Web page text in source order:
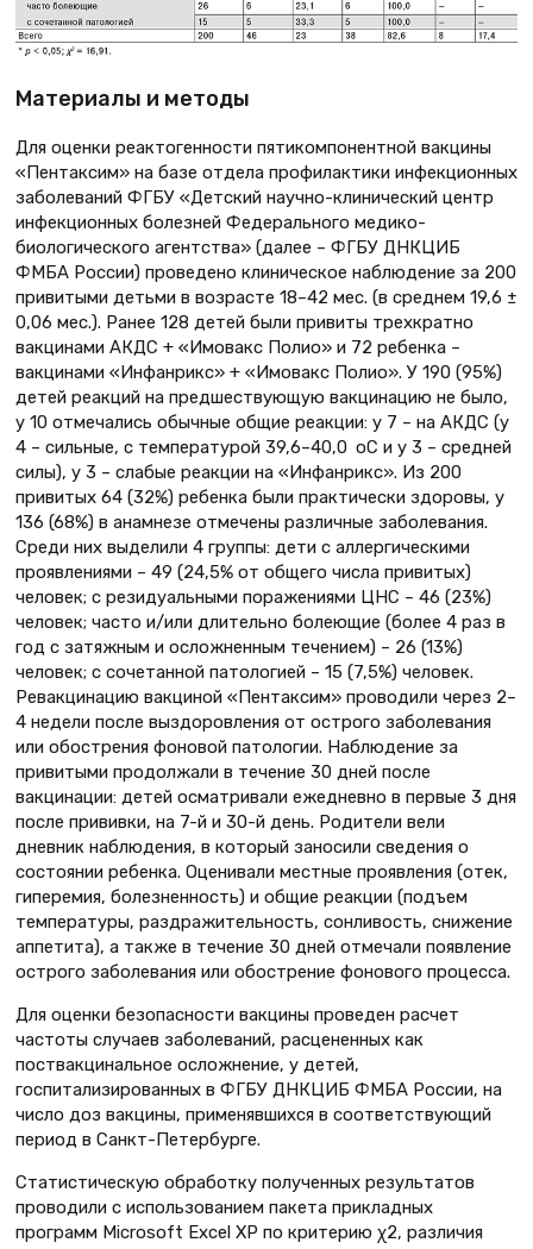
Материалы и методы
Для оценки реактогенности пятикомпонентной вакцины
«Пентаксим» на базе отдела профилактики инфекционных
заболеваний ФГБУ «Детский научно-клинический центр
инфекционных болезней Федерального медико-
биологического агентства» (далее – ФГБУ ДНКЦИБ
ФМБА России) проведено клиническое наблюдение за 200
привитыми детьми в возрасте 18–42 мес. (в среднем 19,6 ±
0,06 мес.). Ранее 128 детей были привиты трехкратно
вакцинами АКДС + «Имовакс Полио» и 72 ребенка –
вакцинами «Инфанрикс» + «Имовакс Полио». У 190 (95%)
детей реакций на предшествующую вакцинацию не было,
у 10 отмечались обычные общие реакции: у 7 – на АКДС (у
4 – сильные, с температурой 39,6–40,0 оС и у 3 – средней
силы), у 3 – слабые реакции на «Инфанрикс». Из 200
привитых 64 (32%) ребенка были практически здоровы, у
136 (68%) в анамнезе отмечены различные заболевания.
Среди них выделили 4 группы: дети с аллергическими
проявлениями – 49 (24,5% от общего числа привитых)
человек; с резидуальными поражениями ЦНС – 46 (23%)
человек; часто и/или длительно болеющие (более 4 раз в
год с затяжным и осложненным течением) – 26 (13%)
человек; с сочетанной патологией – 15 (7,5%) человек.
Ревакцинацию вакциной «Пентаксим» проводили через 2–
4 недели после выздоровления от острого заболевания
или обострения фоновой патологии. Наблюдение за
привитыми продолжали в течение 30 дней после
вакцинации: детей осматривали ежедневно в первые 3 дня
после прививки, на 7-й и 30-й день. Родители вели
дневник наблюдения, в который заносили сведения о
состоянии ребенка. Оценивали местные проявления (отек,
гиперемия, болезненность) и общие реакции (подъем
температуры, раздражительность, сонливость, снижение
аппетита), а также в течение 30 дней отмечали появление
острого заболевания или обострение фонового процесса.
Для оценки безопасности вакцины проведен расчет
частоты случаев заболеваний, расцененных как
поствакцинальное осложнение, у детей,
госпитализированных в ФГБУ ДНКЦИБ ФМБА России, на
число доз вакцины, применявшихся в соответствующий
период в Санкт-Петербурге.
Статистическую обработку полученных результатов
проводили с использованием пакета прикладных
программ Microsoft Excel XP по критерию χ2, различия